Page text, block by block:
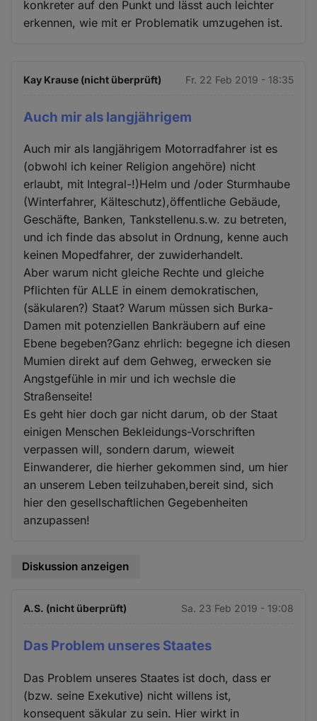
konkreter auf den Punkt und lässt auch leichter
erkennen, wie mit er Problematik umzugehen ist.
Kay Krause (nicht überprüft) Fr. 22 Feb 2019 - 18:35
Auch mir als langjährigem
Auch mir als langjährigem Motorradfahrer ist es
(obwohl ich keiner Religion angehöre) nicht
erlaubt, mit Integral-!)Helm und /oder Sturmhaube
(Winterfahrer, Kälteschutz),öffentliche Gebäude,
Geschäfte, Banken, Tankstellenu.s.w. zu betreten,
und ich finde das absolut in Ordnung, kenne auch
keinen Mopedfahrer, der zuwiderhandelt.
Aber warum nicht gleiche Rechte und gleiche
Pflichten für ALLE in einem demokratischen,
(säkularen?) Staat? Warum müssen sich Burka-
Damen mit potenziellen Bankräubern auf eine
Ebene begeben?Ganz ehrlich: begegne ich diesen
Mumien direkt auf dem Gehweg, erwecken sie
Angstgefühle in mir und ich wechsle die
Straßenseite!
Es geht hier doch gar nicht darum, ob der Staat
einigen Menschen Bekleidungs-Vorschriften
verpassen will, sondern darum, wieweit
Einwanderer, die hierher gekommen sind, um hier
an unserem Leben teilzuhaben,bereit sind, sich
hier den gesellschaftlichen Gegebenheiten
anzupassen!
Diskussion anzeigen
A.S. (nicht überprüft) Sa. 23 Feb 2019 - 19:08
Das Problem unseres Staates
Das Problem unseres Staates ist doch, dass er
(bzw. seine Exekutive) nicht willens ist,
konsequent säkular zu sein. Hier wirkt in